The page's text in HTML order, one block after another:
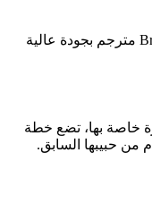
مشاهدة وتحميل فيلم Bride of the Year 2026 مترجم بجودة عالية
خاصة بها، تضع خطة
من حبيبها السابق.